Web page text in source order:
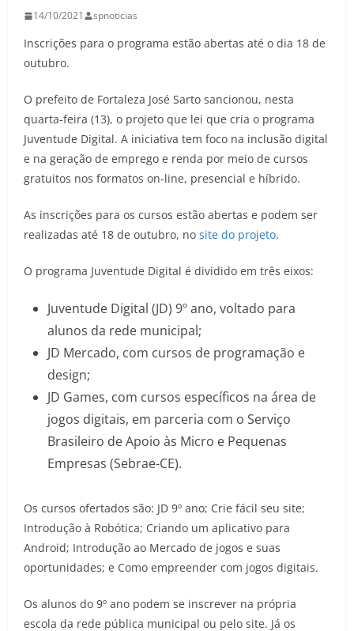
14/10/2021 spnoticias
Inscrições para o programa estão abertas até o dia 18 de
outubro.
O prefeito de Fortaleza José Sarto sancionou, nesta
quarta-feira (13), o projeto que lei que cria o programa
Juventude Digital. A iniciativa tem foco na inclusão digital
e na geração de emprego e renda por meio de cursos
gratuitos nos formatos on-line, presencial e híbrido.
As inscrições para os cursos estão abertas e podem ser
realizadas até 18 de outubro, no site do projeto.
O programa Juventude Digital é dividido em três eixos:
Juventude Digital (JD) 9º ano, voltado para
alunos da rede municipal;
JD Mercado, com cursos de programação e
design;
JD Games, com cursos específicos na área de
jogos digitais, em parceria com o Serviço
Brasileiro de Apoio às Micro e Pequenas
Empresas (Sebrae-CE).
Os cursos ofertados são: JD 9º ano; Crie fácil seu site;
Introdução à Robótica; Criando um aplicativo para
Android; Introdução ao Mercado de jogos e suas
oportunidades; e Como empreender com jogos digitais.
Os alunos do 9º ano podem se inscrever na própria
escola da rede pública municipal ou pelo site. Já os